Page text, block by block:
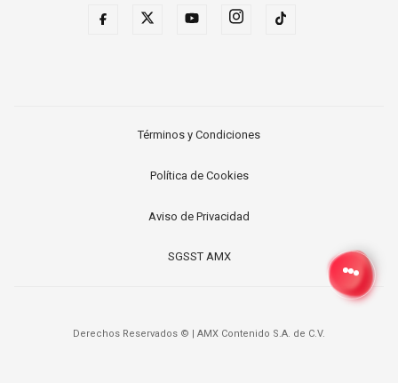
Términos y Condiciones
Política de Cookies
Aviso de Privacidad
SGSST AMX
Derechos Reservados © | AMX Contenido S.A. de C.V.